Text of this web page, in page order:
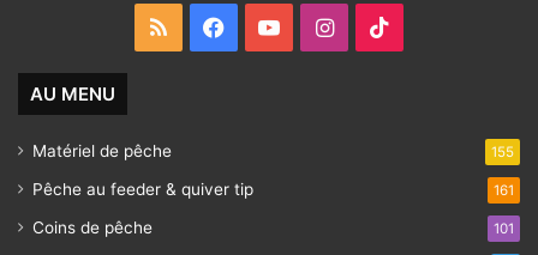
RSS FacebookYouTubeInstagram
AU MENU
Matériel de pêche 155
Pêche au feeder & quiver tip 161
Coins de pêche 101